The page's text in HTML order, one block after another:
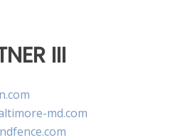
III
md.com